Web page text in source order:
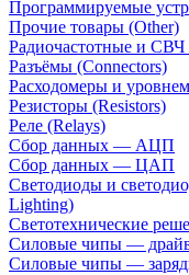
Программируемые
Прочие товары (Other)
Радиочастотные и
Разъёмы (Connectors)
Расходомеры и
Резисторы (Resistors)
Реле (Relays)
Сбор данных — АЦП
Сбор данных — ЦАП
Светодиоды и
Lighting)
Светотехнические
Силовые чипы —
Силовые чипы —